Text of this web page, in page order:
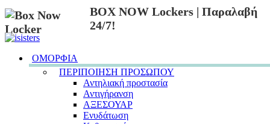
BOX NOW Lockers | Παραλαβή
24/7!
ΟΜΟΡΦΙΑ
ΠΕΡΙΠΟΙΗΣΗ ΠΡΟΣΩΠΟΥ
Αντηλιακή προστασία
Αντιγήρανση
ΑΞΕΣΟΥΑΡ
Ενυδάτωση